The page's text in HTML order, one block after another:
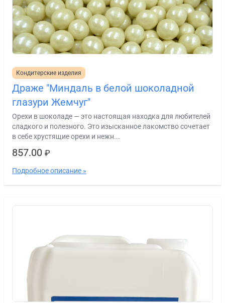
Кондитерские изделия
Драже "Миндаль в белой шоколадной
глазури Жемчуг"
Орехи в шоколаде — это настоящая находка для любителей
сладкого и полезного. Это изысканное лакомство сочетает
в себе хрустящие орехи и нежн...
857.00 ₽
Подробное описание »